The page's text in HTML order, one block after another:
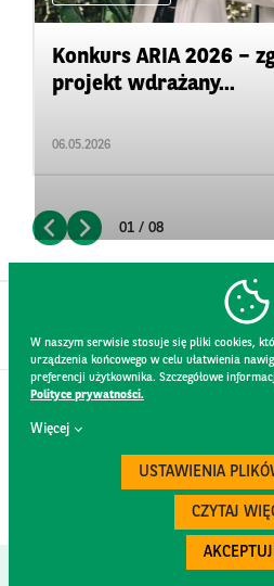
Konkurs ARIA 2026 –
projekt wdrażany...
06.05.2026
01 / 08
W naszym serwisie stosuje się pliki cookies,
urządzenia końcowego w celu ułatwienia
preferencji użytkownika. Szczegółowe
Polityce prywatności.
Więcej
USTAWIENIA
CZYTAJ
REGULAMIN STRONY
POLITYKA PRYWATNOŚCI